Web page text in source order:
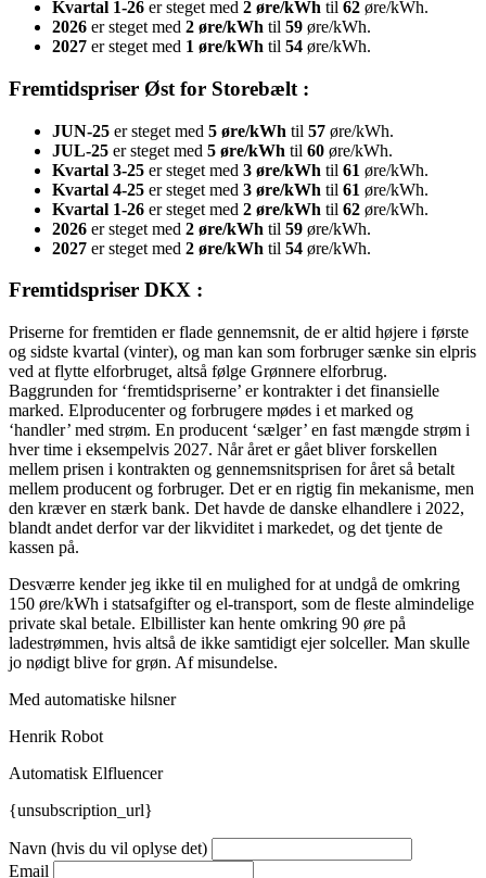
Kvartal 1-26 er steget med 2 øre/kWh til 62 øre/kWh.
2026 er steget med 2 øre/kWh til 59 øre/kWh.
2027 er steget med 1 øre/kWh til 54 øre/kWh.
Fremtidspriser Øst for Storebælt :
JUN-25 er steget med 5 øre/kWh til 57 øre/kWh.
JUL-25 er steget med 5 øre/kWh til 60 øre/kWh.
Kvartal 3-25 er steget med 3 øre/kWh til 61 øre/kWh.
Kvartal 4-25 er steget med 3 øre/kWh til 61 øre/kWh.
Kvartal 1-26 er steget med 2 øre/kWh til 62 øre/kWh.
2026 er steget med 2 øre/kWh til 59 øre/kWh.
2027 er steget med 2 øre/kWh til 54 øre/kWh.
Fremtidspriser DKX :
Priserne for fremtiden er flade gennemsnit, de er altid højere i første
og sidste kvartal (vinter), og man kan som forbruger sænke sin elpris
ved at flytte elforbruget, altså følge Grønnere elforbrug.
Baggrunden for ‘fremtidspriserne’ er kontrakter i det finansielle
marked. Elproducenter og forbrugere mødes i et marked og
‘handler’ med strøm. En producent ‘sælger’ en fast mængde strøm i
hver time i eksempelvis 2027. Når året er gået bliver forskellen
mellem prisen i kontrakten og gennemsnitsprisen for året så betalt
mellem producent og forbruger. Det er en rigtig fin mekanisme, men
den kræver en stærk bank. Det havde de danske elhandlere i 2022,
blandt andet derfor var der likviditet i markedet, og det tjente de
kassen på.
Desværre kender jeg ikke til en mulighed for at undgå de omkring
150 øre/kWh i statsafgifter og el-transport, som de fleste almindelige
private skal betale. Elbillister kan hente omkring 90 øre på
ladestrømmen, hvis altså de ikke samtidigt ejer solceller. Man skulle
jo nødigt blive for grøn. Af misundelse.
Med automatiske hilsner
Henrik Robot
Automatisk Elfluencer
{unsubscription_url}
Navn (hvis du vil oplyse det)
Email